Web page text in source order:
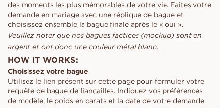
des moments les plus mémorables de votre vie. Faites votre
demande en mariage avec une réplique de bague et
choisissez ensemble la bague finale après le « oui ».
Veuillez noter que nos bagues factices (mockup) sont en
argent et ont donc une couleur métal blanc.
HOW IT WORKS:
Choisissez votre bague
Utilisez le lien présent sur cette page pour formuler votre
requête de bague de fiançailles. Indiquez vos préférences
de modèle, le poids en carats et la date de votre demande